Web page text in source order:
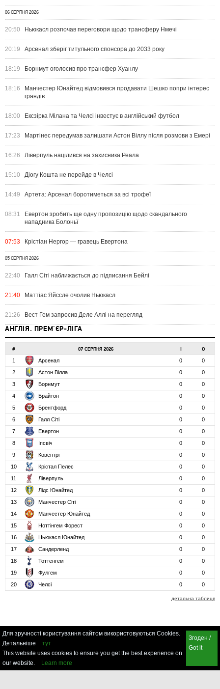
06 СЕРПНЯ 2026
20:50 Ньюкасл розпочав переговори щодо трансферу Нмечі
20:19 Арсенал зберіг титульного спонсора до 2033 року
18:19 Борнмут оголосив про трансфер Хуанлу
18:16
Манчестер Юнайтед відмовився продавати Шешко попри інтерес
грандів
18:00 Ексзірка Мілана та Челсі інвестує в англійський футбол
17:23 Мартінес передумав залишати Астон Віллу після розмови з Емері
16:26 Ліверпуль націлився на захисника Реала
15:10 Діогу Кошта не перейде в Челсі
14:49 Артета: Арсенал боротиметься за всі трофеї
08:31
Евертон зробить ще одну пропозицію щодо скандального
нападника Болоньї
07:53 Крістіан Нергор — гравець Евертона
05 СЕРПНЯ 2026
22:40 Галл Сіті наближається до підписання Бейлі
21:40 Маттіас Яйссле очолив Ньюкасл
21:26 Вест Гем запросив Деле Аллі на перегляд
АНГЛІЯ. ПРЕМ'ЄР-ЛІГА
# 07 СЕРПНЯ 2026 І О
1 Арсенал 0
0
2
Астон Вілла 0
0
3
Борнмут 0
0
4
Брайтон 0
0
5
Брентфорд 0
0
6
Галл Сіті 0
0
7
Евертон 0
0
8
Іпсвіч 0
0
9
Ковентрі 0
0
10
Крістал Пелес 0
0
11
Ліверпуль 0
0
12
Лідс Юнайтед 0
0
13
Манчестер Сіті 0
0
14
Манчестер Юнайтед 0
0
15
Ноттінгем Форест 0
0
16
Ньюкасл Юнайтед 0
0
17
Сандерленд 0
0
18
Тоттенгем 0
0
19
Фулгем 0
0
20
Челсі 0 0
детальна таблиця
Для зручності користування сайтом використовуються Cookies.
Детальніше
тут
This website uses cookies to ensure you get the best experience on
our website.
Learn more
Згоден /
Got it